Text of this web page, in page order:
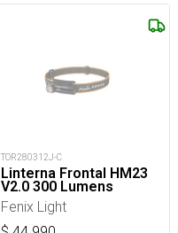
TOR280312J-C
Linterna Frontal HM23
V2.0 300 Lumens
Fenix Light